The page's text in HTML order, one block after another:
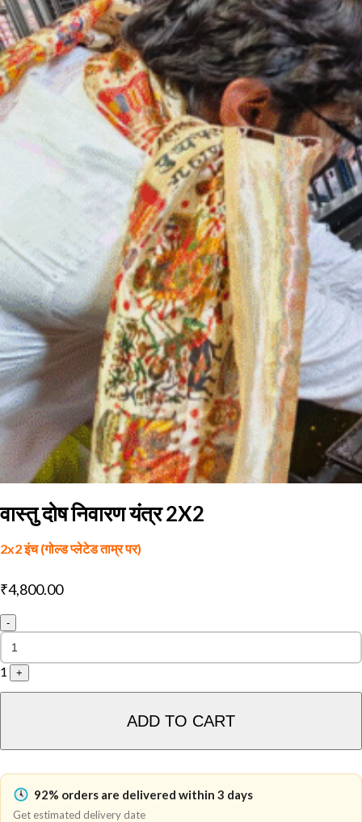
वास्तु दोष निवारण यंत्र 2X2
2x2 इंच (गोल्ड प्लेटेड ताम्र पर)
₹4,800.00
-
1 +
ADD TO CART
92% orders are delivered within 3 days
Get estimated delivery date